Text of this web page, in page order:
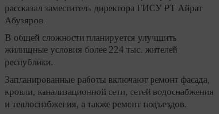
рассказал заместитель директора ГИСУ РТ Айрат
Абузяров.
В общей сложности планируется улучшить
жилищные условия более 224 тыс. жителей
республики.
Запланированные работы включают ремонт фасада,
кровли, канализационной сети, сетей водоснабжения
и теплоснабжения, а также ремонт подъездов.